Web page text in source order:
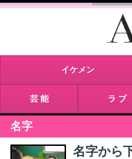
イケメン
芸 能 ラ ブ
名字
名字から